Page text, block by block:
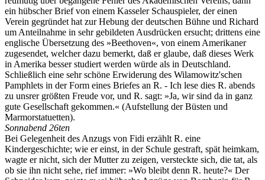
ein hübscher Brief von einem Kasseler Schauspieler, der einen
Verein gegründet hat zur Hebung der deutschen Bühne und Richard
um Anteilnahme in sehr gebildeten Ausdrücken ersucht; drittens eine
englische Übersetzung des »Beethoven«, von einem Amerikaner
zugesendet, welcher dazu bemerkt, daß er glaube, daß dieses Werk
in Amerika besser studiert werden würde als in Deutschland.
Schließlich eine sehr schöne Erwiderung des Wilamowitz'schen
Pamphlets in der Form eines Briefes an R. - Ich lese dies R. abends
zu unsrer größten Freude vor, und R. sagt: »Ja, wir sind da in ganz
gute Gesellschaft gekommen.« (Aufstellung der Büsten und
Marmorstatuetten).
Sonnabend 26ten
Bei Gelegenheit des Anzugs von Fidi erzählt R. eine
Kindergeschichte; wie er einst, in der Schule gestraft, spät heimkam,
wagte er nicht, sich der Mutter zu zeigen, versteckte sich, die tat, als
ob sie ihn nicht sehe, rief immer: »Wo bleibt denn R. heute?« Der